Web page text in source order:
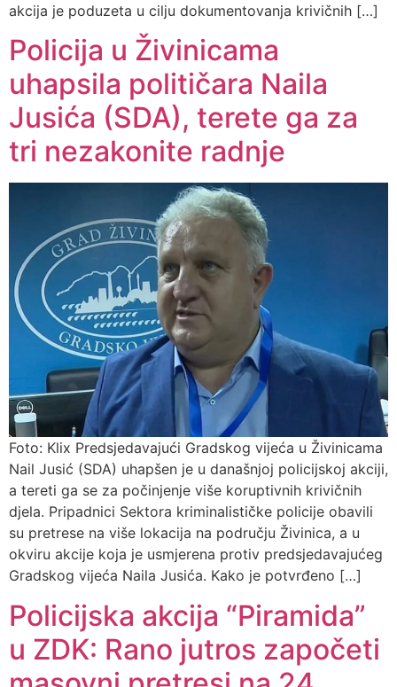
akcija je poduzeta u cilju dokumentovanja krivičnih […]
Policija u Živinicama
uhapsila političara Naila
Jusića (SDA), terete ga za
tri nezakonite radnje
Foto: Klix Predsjedavajući Gradskog vijeća u Živinicama
Nail Jusić (SDA) uhapšen je u današnjoj policijskoj akciji,
a tereti ga se za počinjenje više koruptivnih krivičnih
djela. Pripadnici Sektora kriminalističke policije obavili
su pretrese na više lokacija na području Živinica, a u
okviru akcije koja je usmjerena protiv predsjedavajućeg
Gradskog vijeća Naila Jusića. Kako je potvrđeno […]
Policijska akcija “Piramida”
u ZDK: Rano jutros započeti